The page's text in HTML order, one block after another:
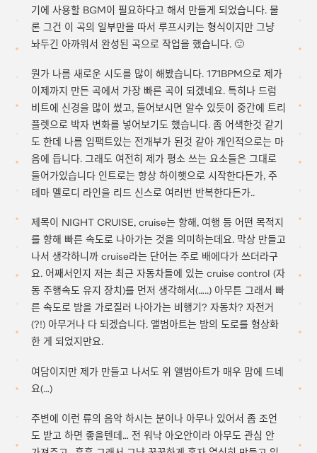
기에 사용할 BGM이 필요하다고 해서 만들게 되었습니다. 물
론 그건 이 곡의 일부만을 따서 루프시키는 형식이지만 그냥
놔두긴 아까워서 완성된 곡으로 작업을 했습니다. 🙂
뭔가 나름 새로운 시도를 많이 해봤습니다. 171BPM으로 제가
이제까지 만든 곡에서 가장 빠른 곡이 되겠네요. 특히나 드럼
비트에 신경을 많이 썼고, 들어보시면 알수 있듯이 중간에 트리
플렛으로 박자 변화를 넣어보기도 했습니다. 좀 어색한것 같기
도 한데 나름 임팩트있는 전개부가 된것 같아 개인적으로는 마
음에 듭니다. 그래도 여전히 제가 평소 쓰는 요소들은 그대로
들어가있습니다 인트로는 항상 하이햇으로 시작한다든가, 주
테마 멜로디 라인을 리드 신스로 여러번 반복한다든가..
제목이 NIGHT CRUISE, cruise는 항해, 여행 등 어떤 목적지
를 향해 빠른 속도로 나아가는 것을 의미하는데요. 막상 만들고
나서 생각하니까 cruise라는 단어는 주로 배에다가 쓰더라구
요. 어째서인지 저는 최근 자동차들에 있는 cruise control (자
동 주행속도 유지 장치)를 먼저 생각해서(…..) 아무튼 그래서 빠
른 속도로 밤을 가로질러 나아가는 비행기? 자동차? 자전거
(?!) 아무거나 다 되겠습니다. 앨범아트는 밤의 도로를 형상화
한 게 되었지만요.
여담이지만 제가 만들고 나서도 위 앨범아트가 매우 맘에 드네
요(…)
주변에 이런 류의 음악 하시는 분이나 아무나 있어서 좀 조언
도 받고 하면 좋을텐데… 전 워낙 아오안이라 아무도 관심 안